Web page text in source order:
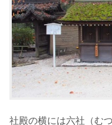
社殿の横には六社（む